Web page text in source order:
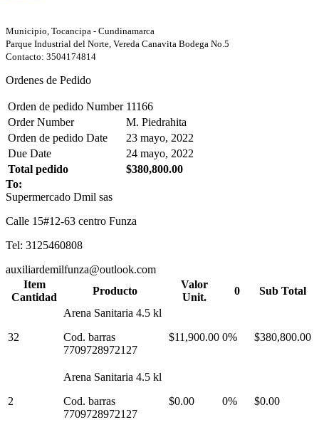
Municipio, Tocancipa - Cundinamarca
Parque Industrial del Norte, Vereda Canavita Bodega No.5
Contacto: 3504174814
Ordenes de Pedido
Orden de pedido Number 11166
Order Number
M. Piedrahita
Orden de pedido Date
23 mayo, 2022
Due Date
24 mayo, 2022
Total pedido
$380,800.00
To:
Supermercado Dmil sas
Calle 15#12-63 centro Funza
Tel: 3125460808
auxiliardemilfunza@outlook.com
Item
Cantidad
Producto
Valor
Unit.
0 Sub Total
32
Arena Sanitaria 4.5 kl
Cod. barras
7709728972127
$11,900.00 0% $380,800.00
2
Arena Sanitaria 4.5 kl
Cod. barras
7709728972127
$0.00 0% $0.00